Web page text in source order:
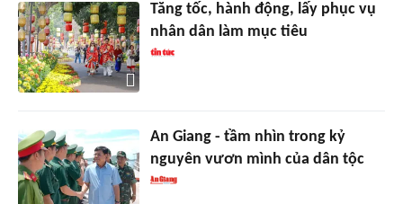
Tăng tốc, hành động, lấy phục vụ
nhân dân làm mục tiêu
An Giang - tầm nhìn trong kỷ
nguyên vươn mình của dân tộc